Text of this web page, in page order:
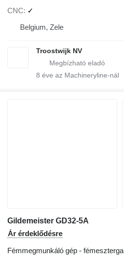
CNC
✓
Belgium, Zele
Troostwijk NV
8 éve az Machineryline-nál
Gildemeister GD32-5A
Ár érdeklődésre
Fémmegmunkáló gép - fémeszterga